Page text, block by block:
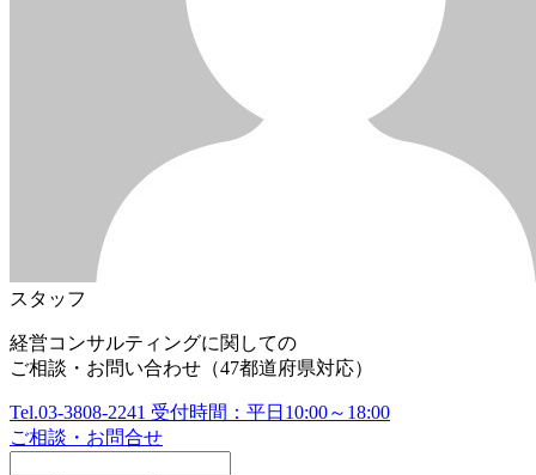
スタッフ
経営コンサルティングに関しての
ご相談・お問い合わせ（47都道府県対応）
Tel.03-3808-2241 受付時間：平日10:00～18:00
ご相談・お問合せ